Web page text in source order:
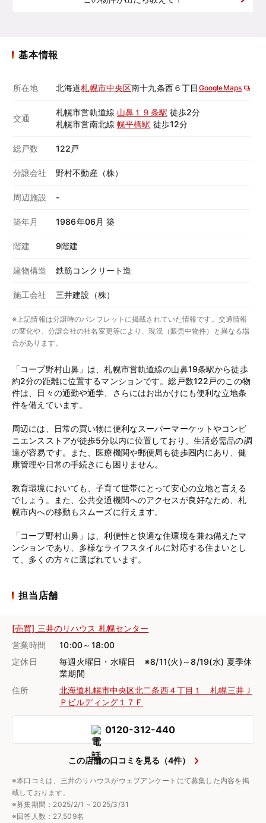
基本情報
所在地 北海道札幌市中央区南十九条西６丁目 GoogleMaps
交通
札幌市営軌道線 山鼻１９条駅 徒歩2分
札幌市営南北線 幌平橋駅 徒歩12分
総戸数 122戸
分譲会社 野村不動産（株）
周辺施設 -
築年月 1986年06月 築
階建 9階建
建物構造 鉄筋コンクリート造
施工会社 三井建設（株）
※上記情報は分譲時のパンフレットに掲載されていた情報です。交通情報
の変化や、分譲会社の社名変更等により、現況（販売中物件）と異なる場
合があります。
「コープ野村山鼻」は、札幌市営軌道線の山鼻19条駅から徒歩
約2分の距離に位置するマンションです。総戸数122戸のこの物
件は、日々の通勤や通学、さらにはお出かけにも便利な立地条
件を備えています。
周辺には、日常の買い物に便利なスーパーマーケットやコンビ
ニエンスストアが徒歩5分以内に位置しており、生活必需品の調
達が容易です。また、医療機関や郵便局も徒歩圏内にあり、健
康管理や日常の手続きにも困りません。
教育環境においても、子育て世帯にとって安心の立地と言える
でしょう。また、公共交通機関へのアクセスが良好なため、札
幌市内への移動もスムーズに行えます。
「コープ野村山鼻」は、利便性と快適な住環境を兼ね備えたマ
ンションであり、多様なライフスタイルに対応する住まいとし
て、多くの方々に選ばれています。
担当店舗
[売買] 三井のリハウス 札幌センター
営業時間
10:00～18:00
定休日
毎週火曜日・水曜日 ※8/11(火)～8/19(水) 夏季休
業期間
住所
北海道札幌市中央区北二条西４丁目１ 札幌三井Ｊ
Ｐビルディング１７Ｆ
0120-312-440
この店舗の口コミを見る（4件）
※本口コミは、三井のリハウスがウェブアンケートにて募集した内容を掲
載しております。
※募集期間：2025/2/1 ~ 2025/3/31
※回答人数：27,509名